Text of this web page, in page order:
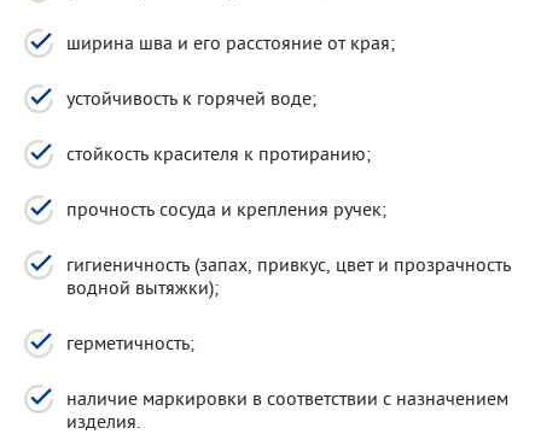
ширина шва и его расстояние от края;
устойчивость к горячей воде;
стойкость красителя к протиранию;
прочность сосуда и крепления ручек;
гигиеничность (запах, привкус, цвет и прозрачность
водной вытяжки);
герметичность;
наличие маркировки в соответствии с назначением
изделия.